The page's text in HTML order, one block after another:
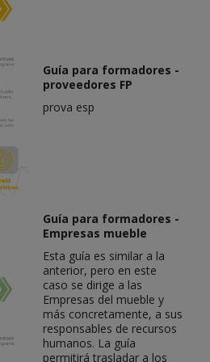
Guía para formadores -
proveedores FP
prova esp
Guía para formadores -
Empresas mueble
Esta guía es similar a la
anterior, pero en este
caso se dirige a las
Empresas del mueble y
más concretamente, a sus
responsables de recursos
humanos. La guía
permitirá trasladar a los